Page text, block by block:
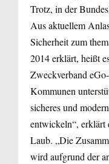
Trotz, in der
Aus aktuellem
Sicherheit zum
2014 erklärt, heißt
Zweckverband
Kommunen
sicheres und
entwickeln“, erklärt
Laub. „Die
wird aufgrund der